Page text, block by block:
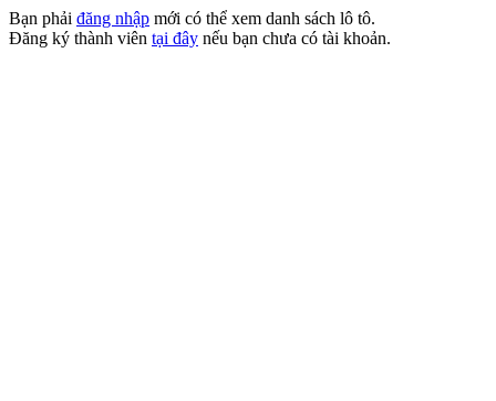
Bạn phải đăng nhập mới có thể xem danh sách lô tô.
Đăng ký thành viên tại đây nếu bạn chưa có tài khoản.